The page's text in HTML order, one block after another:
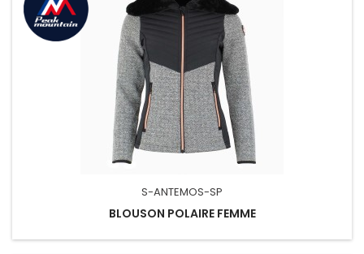
S-ANTEMOS-SP
BLOUSON POLAIRE FEMME